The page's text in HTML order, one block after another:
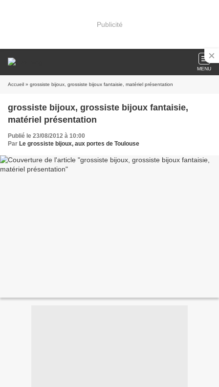
Publicité
MENU
Accueil » grossiste bijoux, grossiste bijoux fantaisie, matériel présentation
grossiste bijoux, grossiste bijoux fantaisie,
matériel présentation
Publié le 23/08/2012 à 10:00
Par Le grossiste bijoux, aux portes de Toulouse